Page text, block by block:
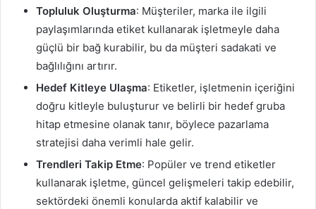
Topluluk Oluşturma: Müşteriler, marka ile ilgili
paylaşımlarında etiket kullanarak işletmeyle daha
güçlü bir bağ kurabilir, bu da müşteri sadakati ve
bağlılığını artırır.
Hedef Kitleye Ulaşma: Etiketler, işletmenin içeriğini
doğru kitleyle buluşturur ve belirli bir hedef gruba
hitap etmesine olanak tanır, böylece pazarlama
stratejisi daha verimli hale gelir.
Trendleri Takip Etme: Popüler ve trend etiketler
kullanarak işletme, güncel gelişmeleri takip edebilir,
sektördeki önemli konularda aktif kalabilir ve